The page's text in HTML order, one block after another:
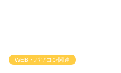
WEB・パソコン関連